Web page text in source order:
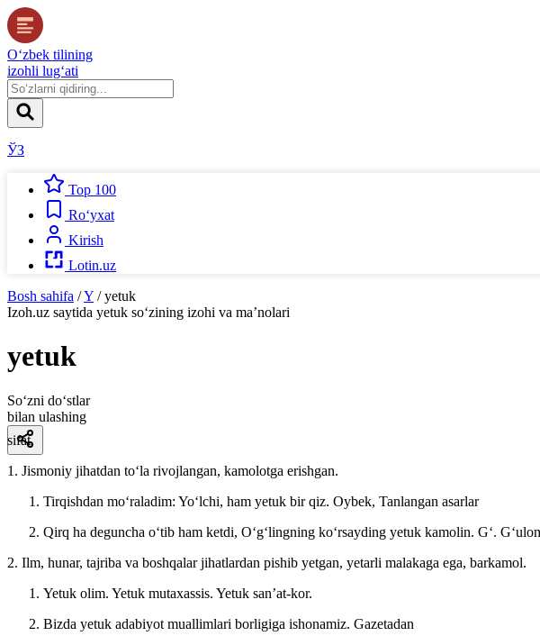
O‘zbek tilining
izohli lug‘ati
ЎЗ
Top 100
Ro‘yxat
Kirish
Lotin.uz
Bosh sahifa /Y / yetuk
Izoh.uz saytida yetuk so‘zining izohi va ma’nolari
yetuk
So‘zni do‘stlar
bilan ulashing
sifat
1. Jismoniy jihatdan toʻla rivojlangan, kamolotga erishgan.
Tirqishdan moʻraladim: Yoʻlchi, ham yetuk bir qiz. Oybek, Tanlangan asarlar
Qirq ha deguncha oʻtib ham ketdi, Oʻgʻlingning koʻrsayding yetuk kamolin. Gʻ.
2. Ilm, hunar, tajriba va boshqalar jihatlardan pishib yetgan, yetarli malakaga ega, barkamol.
Yetuk olim. Yetuk mutaxassis. Yetuk sanʼat-kor.
Bizda yetuk adabiyot muallimlari borligiga ishonamiz. Gazetadan